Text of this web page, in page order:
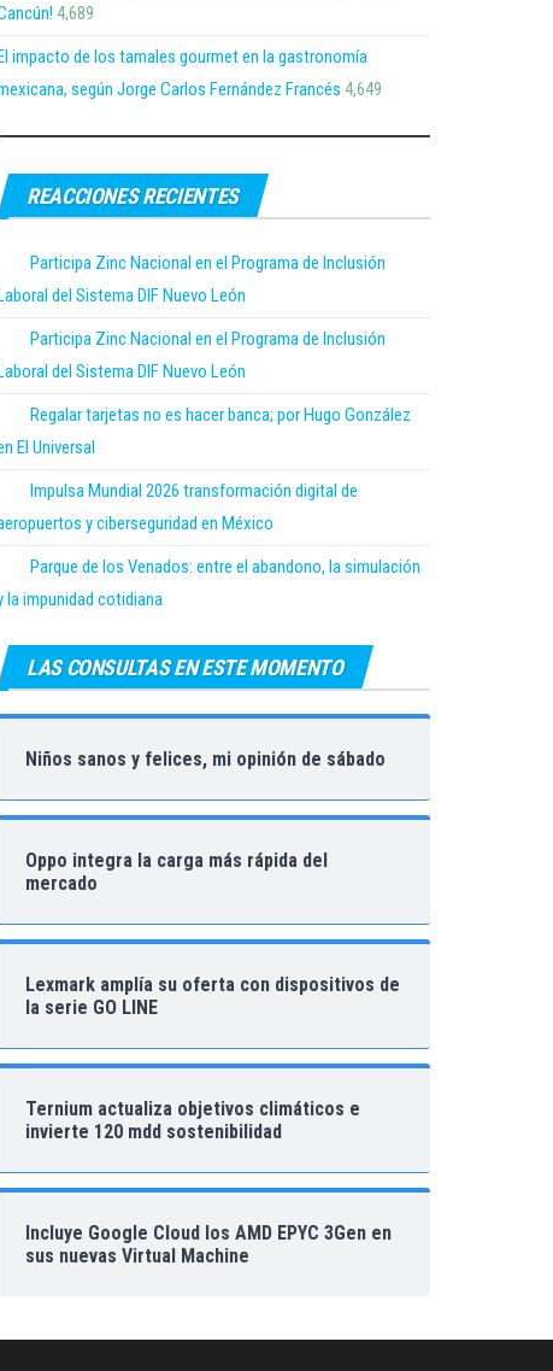
4,689
impacto de los tamales gourmet en la gastronomía
según Jorge Carlos Fernández Francés 4,649
REACCIONES RECIENTES
Participa Zinc Nacional en el Programa de Inclusión
del Sistema DIF Nuevo León
Participa Zinc Nacional en el Programa de Inclusión
del Sistema DIF Nuevo León
Regalar tarjetas no es hacer banca; por Hugo González
El Universal
Impulsa Mundial 2026 transformación digital de
y ciberseguridad en México
Parque de los Venados: entre el abandono, la simulación
la impunidad cotidiana
LAS CONSULTAS EN ESTE MOMENTO
Niños sanos y felices, mi opinión de sábado
Oppo integra la carga más rápida del
mercado
Lexmark amplía su oferta con dispositivos de
la serie GO LINE
Ternium actualiza objetivos climáticos e
invierte 120 mdd sostenibilidad
Incluye Google Cloud los AMD EPYC 3Gen en
sus nuevas Virtual Machine